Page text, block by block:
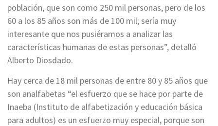
población, que son como 250 mil personas, pero de los
60 a los 85 años son más de 100 mil; sería muy
interesante que nos pusiéramos a analizar las
características humanas de estas personas”, detalló
Alberto Diosdado.
Hay cerca de 18 mil personas de entre 80 y 85 años que
son analfabetas “el esfuerzo que se hace por parte de
Inaeba (Instituto de alfabetización y educación básica
para adultos) es un esfuerzo muy especial, porque son